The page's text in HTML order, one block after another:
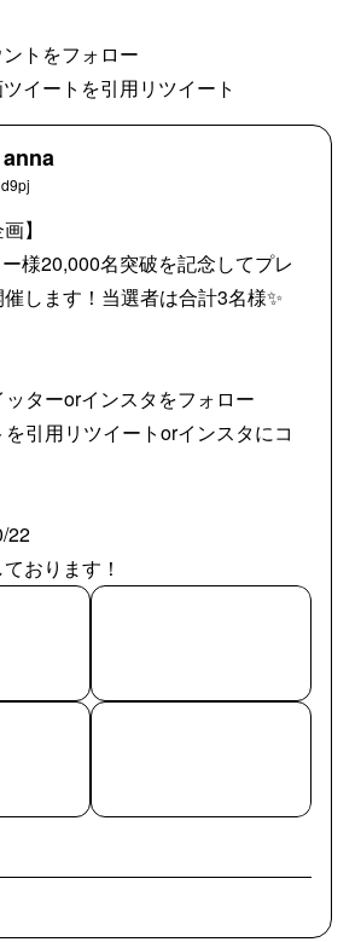
トをフォロー
イートを引用リツイート
】
様20,000名突破を記念してプレ
します！当選者は合計3名様✨
ターorインスタをフォロー
引用リツイートorインスタにコ
22
おります！